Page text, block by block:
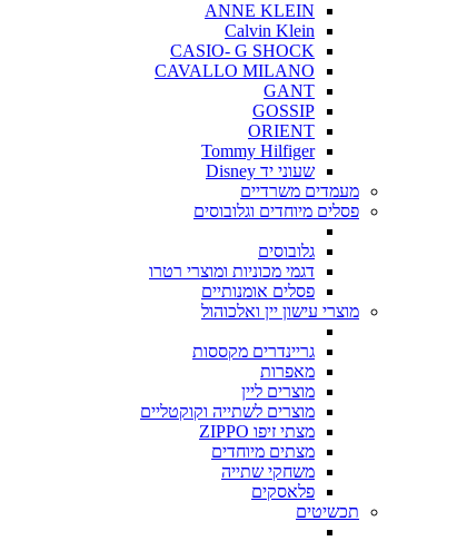
ANNE KLEIN
Calvin Klein
CASIO- G SHOCK
CAVALLO MILANO
GANT
GOSSIP
ORIENT
Tommy Hilfiger
שעוני יד Disney
מעמדים משרדיים
פסלים מיוחדים וגלובוסים
גלובוסים
דגמי מכוניות ומוצרי רטרו
פסלים אומנותיים
מוצרי עישון יין ואלכוהול
גריינדרים מקססות
מאפרות
מוצרים ליין
מוצרים לשתייה וקוקטליים
מצתי זיפו ZIPPO
מצתים מיוחדים
משחקי שתייה
פלאסקים
תכשיטים